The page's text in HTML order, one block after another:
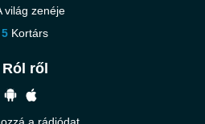
világ zenéje
Kortárs
Ról ről